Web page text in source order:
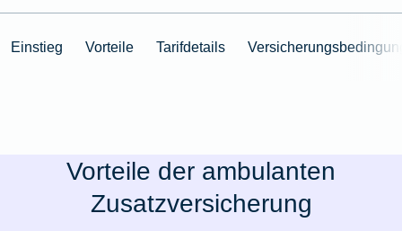
Einstieg Vorteile Tarifdetails
Vorteile der ambulanten
Zusatzversicherung